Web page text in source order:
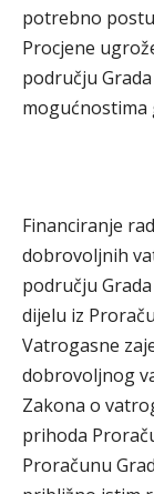
potrebno
Procjene
području
mogućnostima
Financiranje
dobrovoljnih
području
dijelu iz
Vatrogasne
dobrovoljnog
Zakona o
prihoda
Proračunu